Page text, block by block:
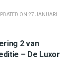
ON 27 JANUARI
2 van
– De Luxor